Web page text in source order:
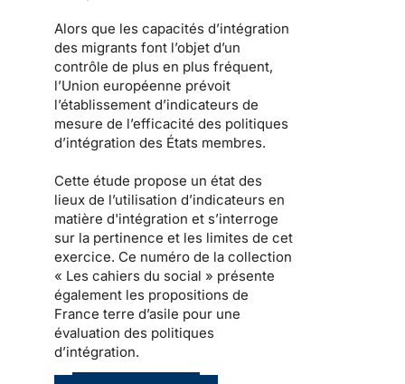
Alors que les capacités d’intégration
des migrants font l’objet d’un
contrôle de plus en plus fréquent,
l’Union européenne prévoit
l’établissement d’indicateurs de
mesure de l’efficacité des politiques
d’intégration des États membres.
Cette étude propose un état des
lieux de l’utilisation d’indicateurs en
matière d'intégration et s’interroge
sur la pertinence et les limites de cet
exercice. Ce numéro de la collection
« Les cahiers du social » présente
également les propositions de
France terre d’asile pour une
évaluation des politiques
d’intégration.